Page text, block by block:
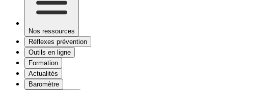
Nos ressources
Réflexes prévention
Outils en ligne
Formation
Actualités
Baromètre